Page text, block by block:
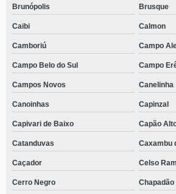
Brunópolis Brusque
Caibi Calmon
Camboriú Campo
Campo Belo do Sul Campo
Campos Novos Canelinha
Canoinhas Capinzal
Capivari de Baixo Capão
Catanduvas Caxambu
Caçador Celso
Cerro Negro Chapadão